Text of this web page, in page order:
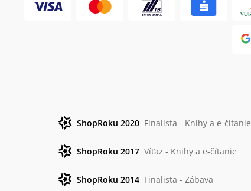
ShopRoku 2020 Finalista - Knihy a e-čítanie
ShopRoku 2017 Víťaz - Knihy a e-čítanie
ShopRoku 2014 Finalista - Zábava